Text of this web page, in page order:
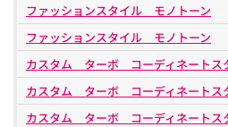
ファッションスタイル モノトーン
ファッションスタイル モノトーン
カスタム ターボ コーディネートス
カスタム ターボ コーディネートス
カスタム ターボ コーディネートス